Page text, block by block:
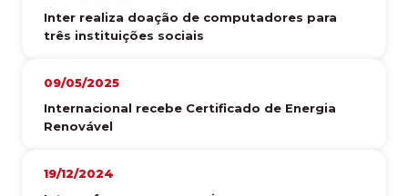
Inter realiza doação de computadores para
três instituições sociais
09/05/2025
Internacional recebe Certificado de Energia
Renovável
19/12/2024